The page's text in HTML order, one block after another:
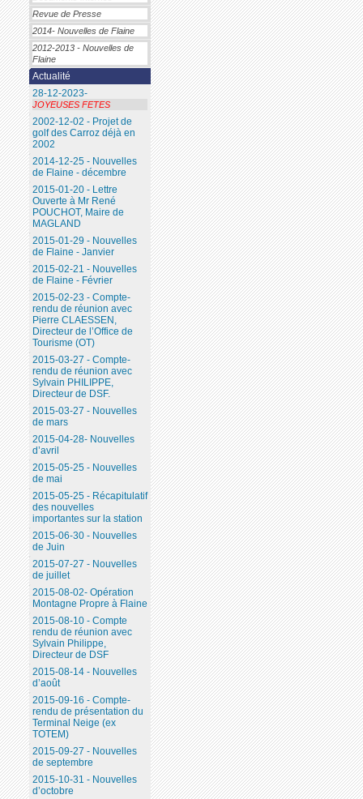
Revue de Presse
2014- Nouvelles de Flaine
2012-2013 - Nouvelles de
Flaine
Actualité
28-12-2023-
JOYEUSES FETES
2002-12-02 - Projet de
golf des Carroz déjà en
2002
2014-12-25 - Nouvelles
de Flaine - décembre
2015-01-20 - Lettre
Ouverte à Mr René
POUCHOT, Maire de
MAGLAND
2015-01-29 - Nouvelles
de Flaine - Janvier
2015-02-21 - Nouvelles
de Flaine - Février
2015-02-23 - Compte-
rendu de réunion avec
Pierre CLAESSEN,
Directeur de l’Office de
Tourisme (OT)
2015-03-27 - Compte-
rendu de réunion avec
Sylvain PHILIPPE,
Directeur de DSF.
2015-03-27 - Nouvelles
de mars
2015-04-28- Nouvelles
d’avril
2015-05-25 - Nouvelles
de mai
2015-05-25 - Récapitulatif
des nouvelles
importantes sur la station
2015-06-30 - Nouvelles
de Juin
2015-07-27 - Nouvelles
de juillet
2015-08-02- Opération
Montagne Propre à Flaine
2015-08-10 - Compte
rendu de réunion avec
Sylvain Philippe,
Directeur de DSF
2015-08-14 - Nouvelles
d’août
2015-09-16 - Compte-
rendu de présentation du
Terminal Neige (ex
TOTEM)
2015-09-27 - Nouvelles
de septembre
2015-10-31 - Nouvelles
d’octobre